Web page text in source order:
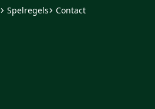
Spelregels Contact